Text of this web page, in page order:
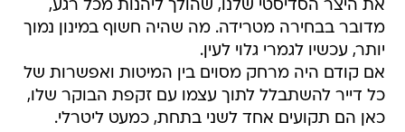
את היצר הסדיסטי שלנו, שהולך ליהנות מכל רגע,
מדובר בבחירה מטרידה. מה שהיה חשוף במינון נמוך
יותר, עכשיו לגמרי גלוי לעין.
אם קודם היה מרחק מסוים בין המיטות ואפשרות של
כל דייר להשתבלל לתוך עצמו עם זקפת הבוקר שלו,
כאן הם תקועים אחד לשני בתחת, כמעט ליטרלי.